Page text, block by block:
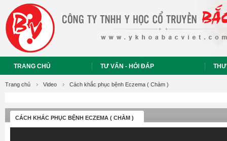
TRANG CHỦ TƯ VẤN - HỎI ĐÁP
Trang chủ Video Cách khắc phục bệnh Eczema ( Chàm )
CÁCH KHẮC PHỤC BỆNH ECZEMA ( CHÀM )